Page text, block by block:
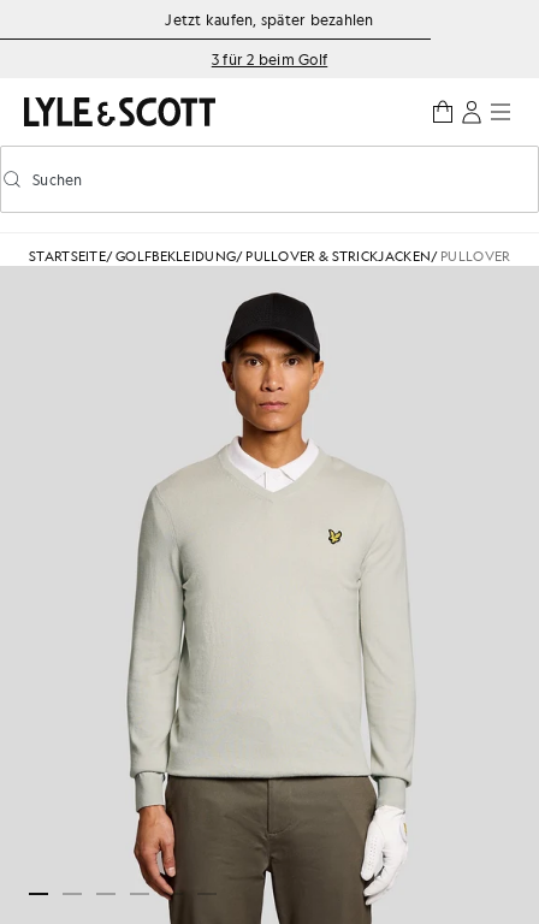
Zum Hauptinhalt springen
Informationen zur Barrierefreiheit
Jetzt kaufen, später bezahlen
3 für 2 beim Golf
Vorausschauende Suche ein-/ausschalten
Suchen
STARTSEITE/GOLFBEKLEIDUNG/ PULLOVER & STRICKJACKEN/ PULLOVER